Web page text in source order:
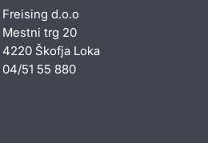
Freising d.o.o
Mestni trg 20
4220 Škofja Loka
04/51 55 880